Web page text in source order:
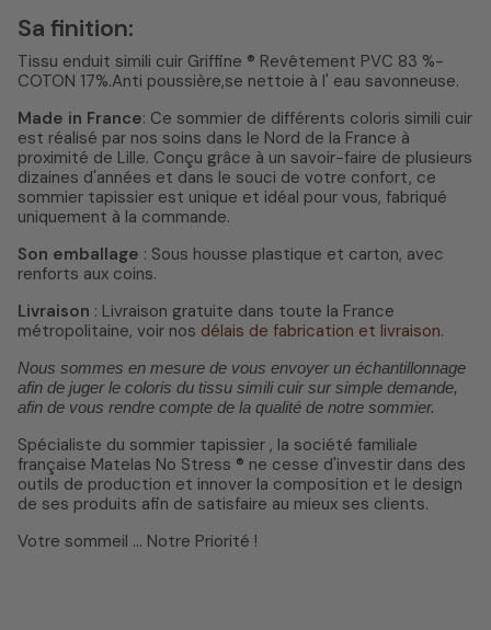
Sa finition:
Tissu enduit simili cuir Griffine ® Revêtement PVC 83 %-
COTON 17%.Anti poussière,se nettoie à l' eau savonneuse.
Made in France: Ce sommier de différents coloris simili cuir
est réalisé par nos soins dans le Nord de la France à
proximité de Lille. Conçu grâce à un savoir-faire de plusieurs
dizaines d'années et dans le souci de votre confort, ce
sommier tapissier est unique et idéal pour vous, fabriqué
uniquement à la commande.
Son emballage : Sous housse plastique et carton, avec
renforts aux coins.
Livraison : Livraison gratuite dans toute la France
métropolitaine, voir nos délais de fabrication et livraison.
Nous sommes en mesure de vous envoyer un échantillonnage
afin de juger le coloris du tissu simili cuir sur simple demande,
afin de vous rendre compte de la qualité de notre sommier.
Spécialiste du sommier tapissier , la société familiale
française Matelas No Stress ® ne cesse d'investir dans des
outils de production et innover la composition et le design
de ses produits afin de satisfaire au mieux ses clients.
Votre sommeil ... Notre Priorité !